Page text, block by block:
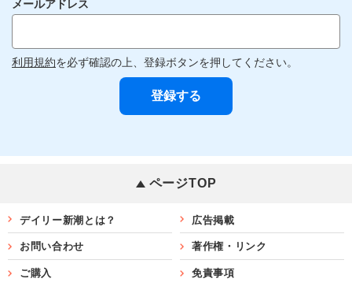
メールアドレス
利用規約を必ず確認の上、登録ボタンを押してください。
ページTOP
デイリー新潮とは？ 広告掲載
お問い合わせ 著作権・リンク
ご購入 免責事項